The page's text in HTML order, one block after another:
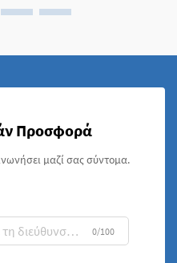
Προσφορά
μαζί σας σύντομα.
0/100